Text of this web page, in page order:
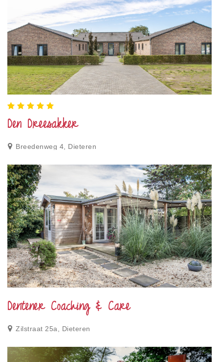
Den Dreesakker
Breedenweg 4, Dieteren
Dentener Coaching & Care
Zilstraat 25a, Dieteren